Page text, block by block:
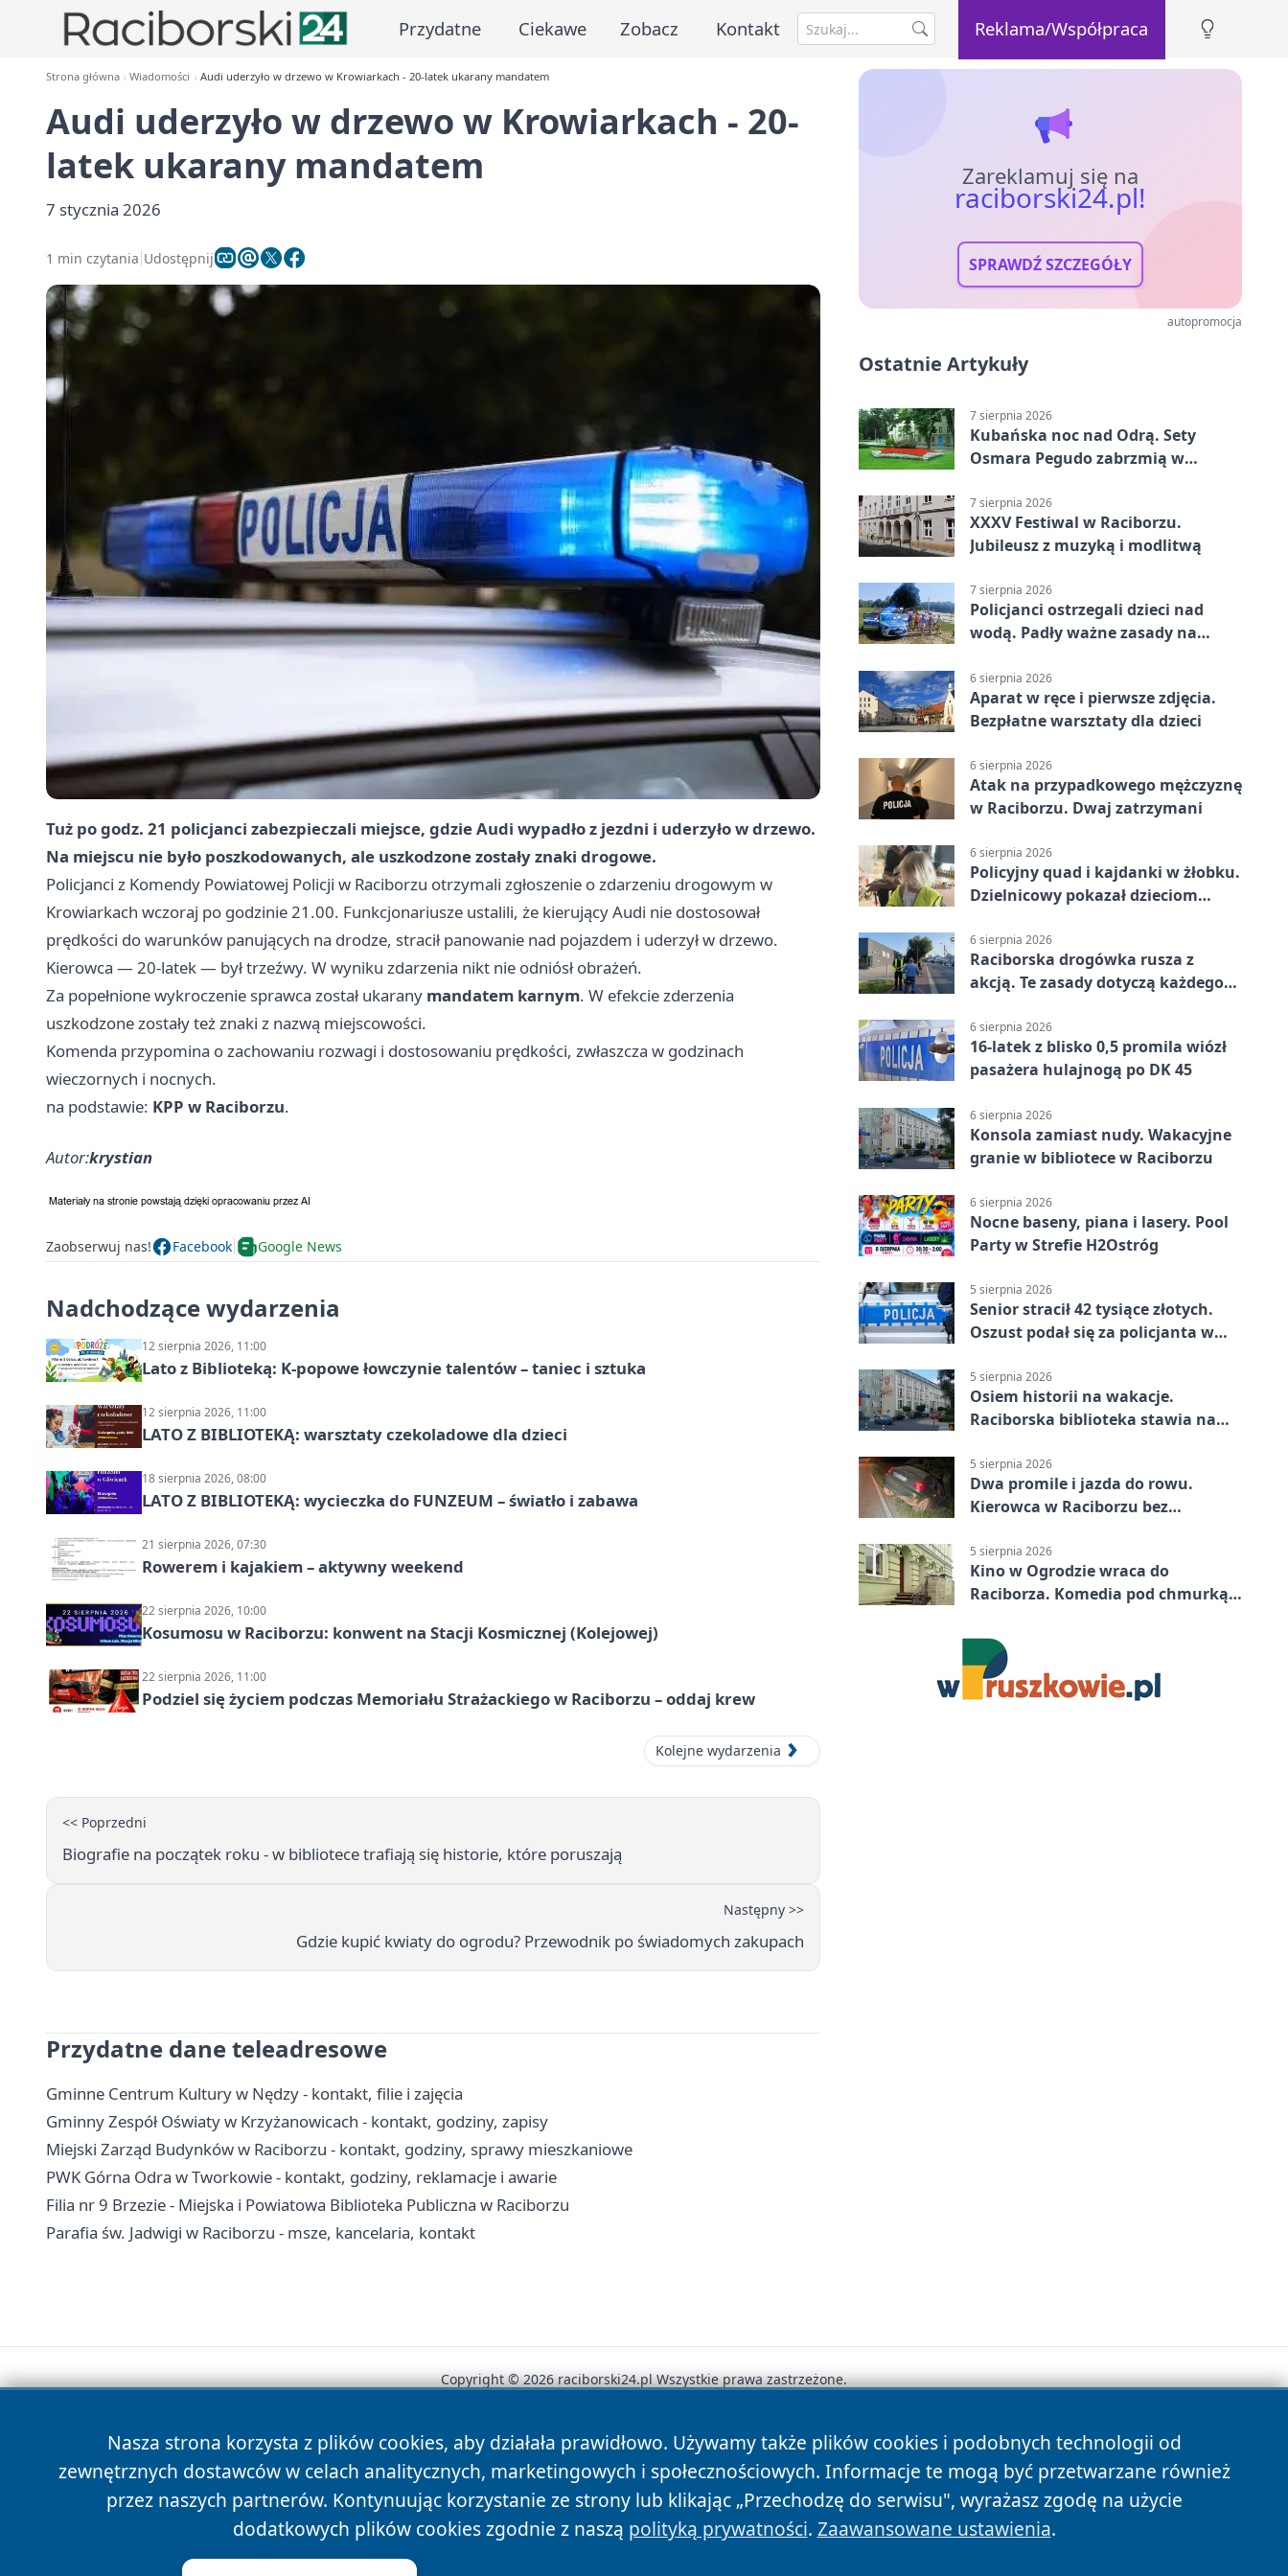
Przydatne Ciekawe Zobacz Kontakt Reklama/Współpraca
Strona główna Wiadomości Audi uderzyło w drzewo w Krowiarkach - 20-latek ukarany mandatem
Audi uderzyło w drzewo w Krowiarkach - 20-
latek ukarany mandatem
7 stycznia 2026
1 min czytania Udostępnij
Tuż po godz. 21 policjanci zabezpieczali miejsce, gdzie Audi wypadło z jezdni i uderzyło w drzewo.
Na miejscu nie było poszkodowanych, ale uszkodzone zostały znaki drogowe.
Policjanci z Komendy Powiatowej Policji w Raciborzu otrzymali zgłoszenie o zdarzeniu drogowym w
Krowiarkach wczoraj po godzinie 21.00. Funkcjonariusze ustalili, że kierujący Audi nie dostosował
prędkości do warunków panujących na drodze, stracił panowanie nad pojazdem i uderzył w drzewo.
Kierowca — 20-latek — był trzeźwy. W wyniku zdarzenia nikt nie odniósł obrażeń.
Za popełnione wykroczenie sprawca został ukarany mandatem karnym. W efekcie zderzenia
uszkodzone zostały też znaki z nazwą miejscowości.
Komenda przypomina o zachowaniu rozwagi i dostosowaniu prędkości, zwłaszcza w godzinach
wieczornych i nocnych.
na podstawie: KPP w Raciborzu.
Autor:krystian
Zaobserwuj nas! Facebook Google News
Nadchodzące wydarzenia
12 sierpnia 2026, 11:00
Lato z Biblioteką: K-popowe łowczynie talentów – taniec i sztuka
12 sierpnia 2026, 11:00
LATO Z BIBLIOTEKĄ: warsztaty czekoladowe dla dzieci
18 sierpnia 2026, 08:00
LATO Z BIBLIOTEKĄ: wycieczka do FUNZEUM – światło i zabawa
21 sierpnia 2026, 07:30
Rowerem i kajakiem – aktywny weekend
22 sierpnia 2026, 10:00
Kosumosu w Raciborzu: konwent na Stacji Kosmicznej (Kolejowej)
22 sierpnia 2026, 11:00
Podziel się życiem podczas Memoriału Strażackiego w Raciborzu – oddaj krew
Kolejne wydarzenia
<< Poprzedni
Biografie na początek roku - w bibliotece trafiają się historie, które poruszają
Następny >>
Gdzie kupić kwiaty do ogrodu? Przewodnik po świadomych zakupach
Przydatne dane teleadresowe
Gminne Centrum Kultury w Nędzy - kontakt, filie i zajęcia
Gminny Zespół Oświaty w Krzyżanowicach - kontakt, godziny, zapisy
Miejski Zarząd Budynków w Raciborzu - kontakt, godziny, sprawy mieszkaniowe
PWK Górna Odra w Tworkowie - kontakt, godziny, reklamacje i awarie
Filia nr 9 Brzezie - Miejska i Powiatowa Biblioteka Publiczna w Raciborzu
Parafia św. Jadwigi w Raciborzu - msze, kancelaria, kontakt
Zareklamuj się na
raciborski24.pl!
SPRAWDŹ SZCZEGÓŁY
autopromocja
Ostatnie Artykuły
7 sierpnia 2026
Kubańska noc nad Odrą. Sety
Osmara Pegudo zabrzmią w
7 sierpnia 2026
XXXV Festiwal w Raciborzu.
Jubileusz z muzyką i modlitwą
7 sierpnia 2026
Policjanci ostrzegali dzieci nad
wodą. Padły ważne zasady na
6 sierpnia 2026
Aparat w ręce i pierwsze zdjęcia.
Bezpłatne warsztaty dla dzieci
6 sierpnia 2026
Atak na przypadkowego mężczyznę
w Raciborzu. Dwaj zatrzymani
6 sierpnia 2026
Policyjny quad i kajdanki w żłobku.
Dzielnicowy pokazał dzieciom
6 sierpnia 2026
Raciborska drogówka rusza z
akcją. Te zasady dotyczą każdego
6 sierpnia 2026
16-latek z blisko 0,5 promila wiózł
pasażera hulajnogą po DK 45
6 sierpnia 2026
Konsola zamiast nudy. Wakacyjne
granie w bibliotece w Raciborzu
6 sierpnia 2026
Nocne baseny, piana i lasery. Pool
Party w Strefie H2Ostróg
5 sierpnia 2026
Senior stracił 42 tysiące złotych.
Oszust podał się za policjanta w
5 sierpnia 2026
Osiem historii na wakacje.
Raciborska biblioteka stawia na
5 sierpnia 2026
Dwa promile i jazda do rowu.
Kierowca w Raciborzu bez
5 sierpnia 2026
Kino w Ogrodzie wraca do
Raciborza. Komedia pod chmurką
Nasza strona korzysta z plików cookies, aby działała prawidłowo. Używamy także plików cookies i podobnych technologii od
zewnętrznych dostawców w celach analitycznych, marketingowych i społecznościowych. Informacje te mogą być przetwarzane również
przez naszych partnerów. Kontynuując korzystanie ze strony lub klikając „Przechodzę do serwisu", wyrażasz zgodę na użycie
dodatkowych plików cookies zgodnie z naszą polityką prywatności. Zaawansowane ustawienia.
Copyright © 2026 raciborski24.pl Wszystkie prawa zastrzeżone.
News Autorzy Polityka Prywatności Polityka Cookies